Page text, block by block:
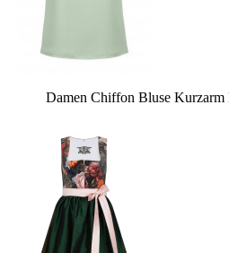
Damen Chiffon Bluse Kurzarm